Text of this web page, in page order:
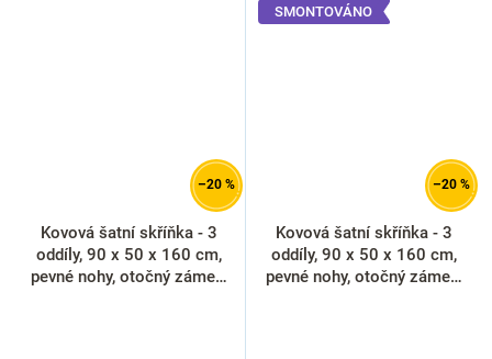
–20 %
Kovová šatní skříňka - 3
oddíly, 90 x 50 x 160 cm,
pevné nohy, otočný zámek,
SMONTOVÁNO
–20 %
Kovová šatní skříňka - 3
oddíly, 90 x 50 x 160 cm,
pevné nohy, otočný zámek,